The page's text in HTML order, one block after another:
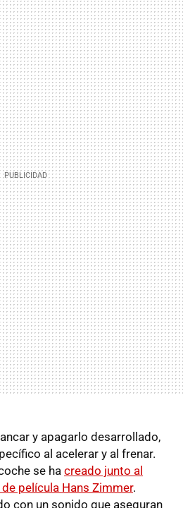
y apagarlo desarrollado,
al acelerar y al frenar.
se ha creado junto al
película Hans Zimmer.
con un sonido que aseguran